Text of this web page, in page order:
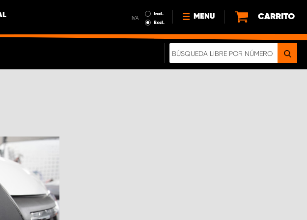
IVA
Incl.
Excl.
MENU
NOTICIAS
CARRITO